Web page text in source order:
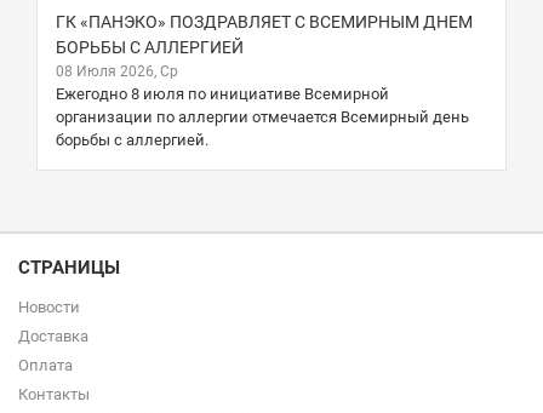
ГК «ПАНЭКО» ПОЗДРАВЛЯЕТ С ВСЕМИРНЫМ ДНЕМ
БОРЬБЫ С АЛЛЕРГИЕЙ
08 Июля 2026, Ср
Ежегодно 8 июля по инициативе Всемирной
организации по аллергии отмечается Всемирный день
борьбы с аллергией.
СТРАНИЦЫ
Новости
Доставка
Оплата
Контакты